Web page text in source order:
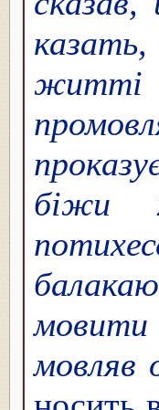
житті
біжи
мовити
мовляв